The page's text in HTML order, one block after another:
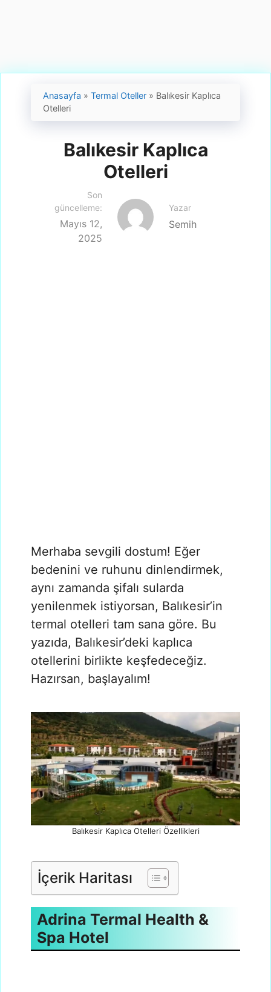
Anasayfa » Termal Oteller » Balıkesir Kaplıca
Otelleri
Balıkesir Kaplıca
Otelleri
Son
güncelleme:
Mayıs 12,
2025
Yazar
Semih
Merhaba sevgili dostum! Eğer
bedenini ve ruhunu dinlendirmek,
aynı zamanda şifalı sularda
yenilenmek istiyorsan, Balıkesir’in
termal otelleri tam sana göre. Bu
yazıda, Balıkesir’deki kaplıca
otellerini birlikte keşfedeceğiz.
Hazırsan, başlayalım!
Balıkesir Kaplıca Otelleri Özellikleri
İçerik Haritası
Adrina Termal Health &
Spa Hotel